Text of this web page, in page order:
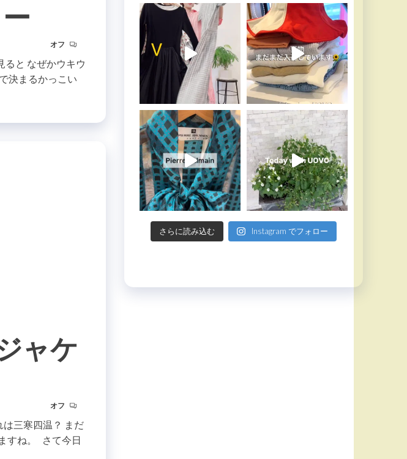
オフ
と なぜかウキウ
決まるかっこい
ャケ
オフ
三寒四温？ まだ
すね。 さて今日
さらに読み込む Instagram でフォロー